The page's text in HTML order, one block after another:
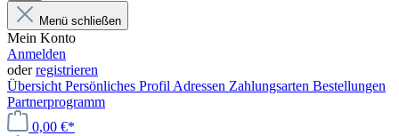
Menü schließen
Mein Konto
Anmelden
oderregistrieren
Übersicht Persönliches Profil Adressen Zahlungsarten Bestellungen
Partnerprogramm
0,00 €*